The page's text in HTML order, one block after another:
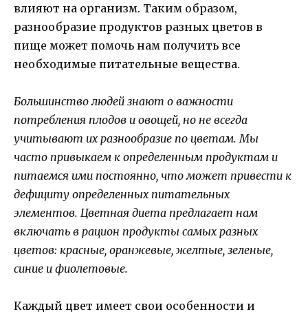
влияют на организм. Таким образом,
разнообразие продуктов разных цветов в
пище может помочь нам получить все
необходимые питательные вещества.
Большинство людей знают о важности
потребления плодов и овощей, но не всегда
учитывают их разнообразие по цветам. Мы
часто привыкаем к определенным продуктам и
питаемся ими постоянно, что может привести к
дефициту определенных питательных
элементов. Цветная диета предлагает нам
включать в рацион продукты самых разных
цветов: красные, оранжевые, желтые, зеленые,
синие и фиолетовые.
Каждый цвет имеет свои особенности и